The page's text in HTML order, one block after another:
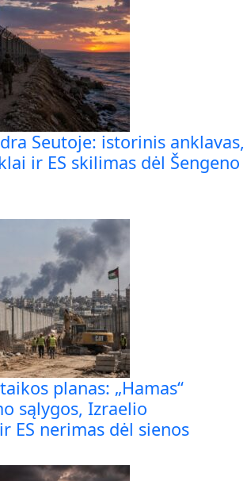
Seutoje: istorinis anklavas,
ir ES skilimas dėl Šengeno
planas: „Hamas“
sąlygos, Izraelio
ES nerimas dėl sienos